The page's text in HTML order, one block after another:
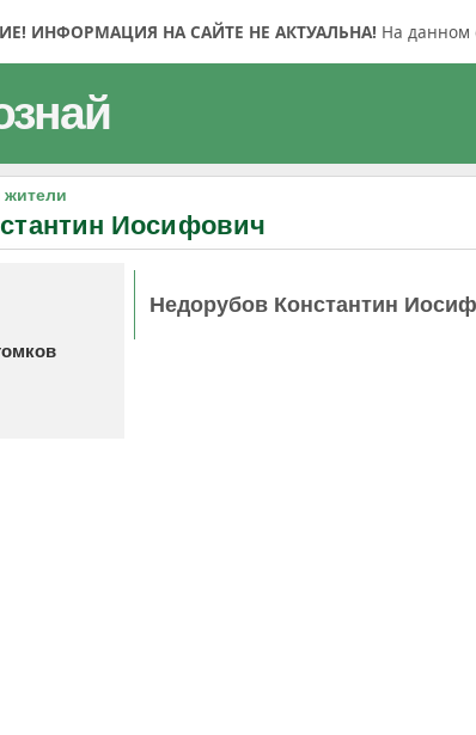
ИНФОРМАЦИЯ НА САЙТЕ НЕ АКТУАЛЬНА! На данном
Иосифович
Недорубов Константин